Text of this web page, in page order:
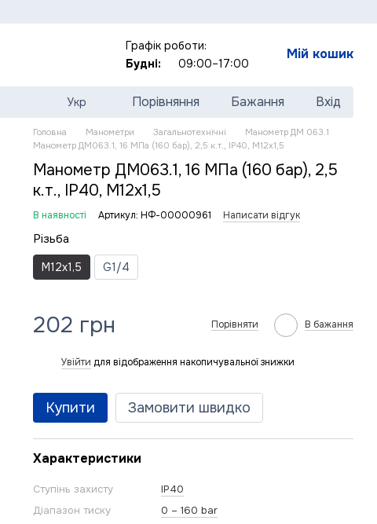
Графік роботи:
Будні:
09:00–17:00
Мій кошик
Укр Порівняння Бажання Вхід
Головна Манометри Загальнотехнічні
Манометр ДМ 063.1
Манометр ДМ063.1, 16 МПа (160 бар), 2,5 к.т., IP40, М12х1,5
Манометр ДМ063.1, 16 МПа (160 бар), 2,5
к.т., IP40, М12х1,5
В наявності Артикул: НФ-00000961 Написати відгук
Різьба
M12x1,5 G1/4
202 грн Порівняти В бажання
Увійти для відображення накопичувальної знижки
Купити Замовити швидко
Характеристики
Ступінь захисту
IP40
Діапазон тиску
0 – 160 bar